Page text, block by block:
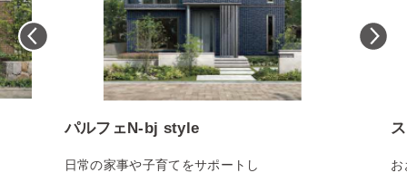
パルフェN-bj style
日常の家事や子育てをサポートし